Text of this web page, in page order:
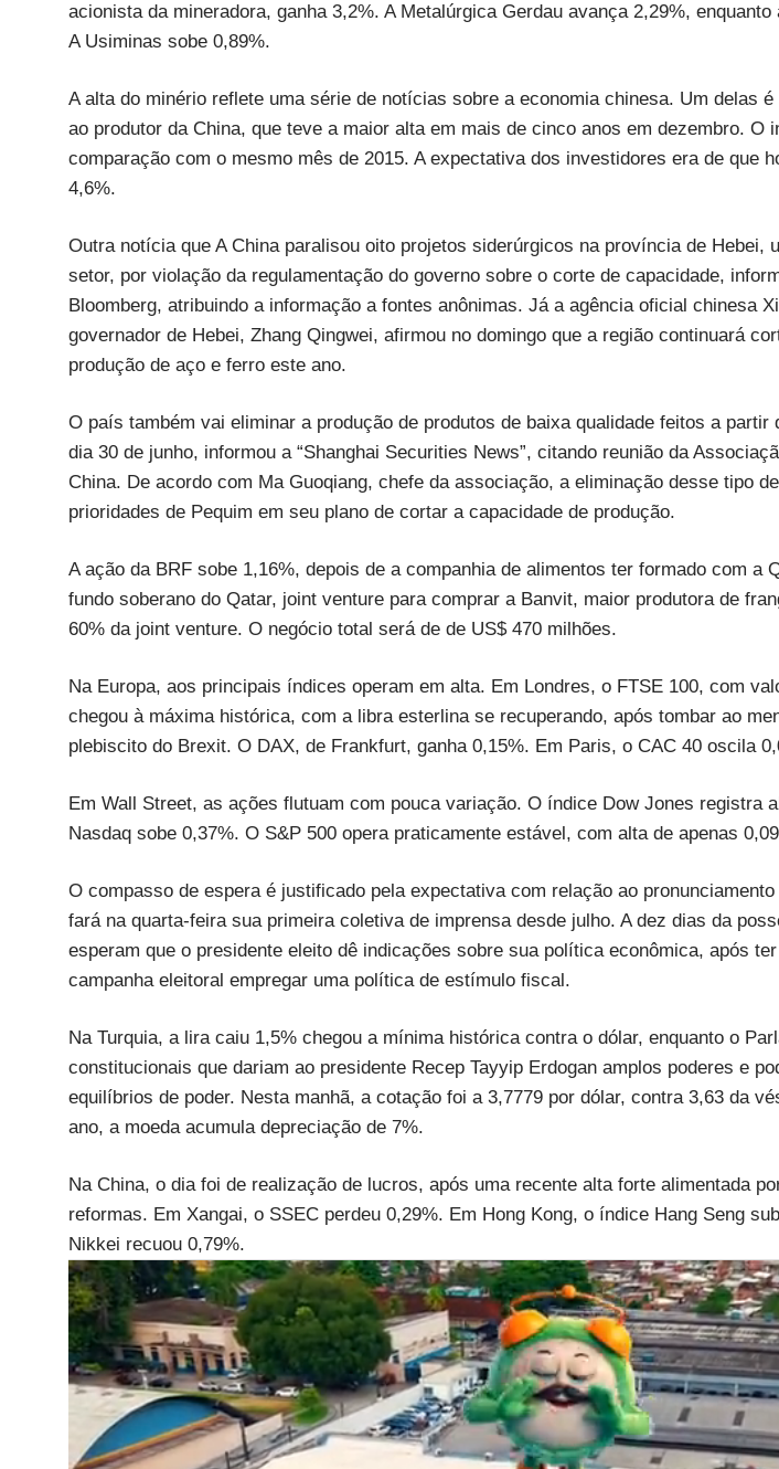
acionista da mineradora, ganha 3,2%. A Metalúrgica Gerdau avança 2,29%,
A Usiminas sobe 0,89%.
A alta do minério reflete uma série de notícias sobre a economia chinesa. Um delas
ao produtor da China, que teve a maior alta em mais de cinco anos em dezembro. O
comparação com o mesmo mês de 2015. A expectativa dos investidores era de que
4,6%.
Outra notícia que A China paralisou oito projetos siderúrgicos na província de Hebei,
setor, por violação da regulamentação do governo sobre o corte de capacidade,
Bloomberg, atribuindo a informação a fontes anônimas. Já a agência oficial chinesa
governador de Hebei, Zhang Qingwei, afirmou no domingo que a região continuará
produção de aço e ferro este ano.
O país também vai eliminar a produção de produtos de baixa qualidade feitos a partir
dia 30 de junho, informou a “Shanghai Securities News”, citando reunião da
China. De acordo com Ma Guoqiang, chefe da associação, a eliminação desse tipo
prioridades de Pequim em seu plano de cortar a capacidade de produção.
A ação da BRF sobe 1,16%, depois de a companhia de alimentos ter formado com a
fundo soberano do Qatar, joint venture para comprar a Banvit, maior produtora de
60% da joint venture. O negócio total será de de US$ 470 milhões.
Na Europa, aos principais índices operam em alta. Em Londres, o FTSE 100, com
chegou à máxima histórica, com a libra esterlina se recuperando, após tombar ao
plebiscito do Brexit. O DAX, de Frankfurt, ganha 0,15%. Em Paris, o CAC 40 oscila
Em Wall Street, as ações flutuam com pouca variação. O índice Dow Jones registra
Nasdaq sobe 0,37%. O S&P 500 opera praticamente estável, com alta de apenas
O compasso de espera é justificado pela expectativa com relação ao
fará na quarta-feira sua primeira coletiva de imprensa desde julho. A dez dias da
esperam que o presidente eleito dê indicações sobre sua política econômica, após
campanha eleitoral empregar uma política de estímulo fiscal.
Na Turquia, a lira caiu 1,5% chegou a mínima histórica contra o dólar, enquanto o
constitucionais que dariam ao presidente Recep Tayyip Erdogan amplos poderes e
equilíbrios de poder. Nesta manhã, a cotação foi a 3,7779 por dólar, contra 3,63 da
ano, a moeda acumula depreciação de 7%.
Na China, o dia foi de realização de lucros, após uma recente alta forte alimentada
reformas. Em Xangai, o SSEC perdeu 0,29%. Em Hong Kong, o índice Hang Seng
Nikkei recuou 0,79%.